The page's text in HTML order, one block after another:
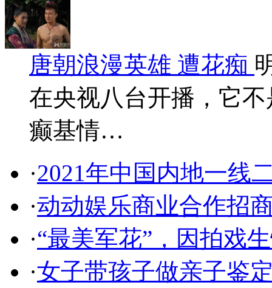
唐朝浪漫英雄 遭花痴
在央视八台开播，它
癫基情…
·2021年中国内地一线
·动动娱乐商业合作招
·“最美军花”，因拍戏
·女子带孩子做亲子鉴